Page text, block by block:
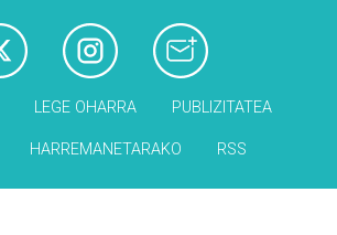
LEGE OHARRA PUBLIZITATEA
HARREMANETARAKO RSS